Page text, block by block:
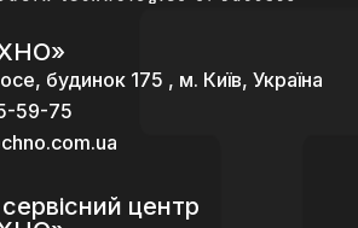
будинок 175 , м. Київ, Україна
59-75
центр